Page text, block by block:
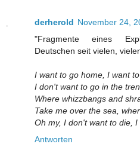
derherold November 24,
"Fragmente eines
Deutschen seit vielen,
I want to go home, I want
I don't want to go in the
Where whizzbangs and
Take me over the sea,
Oh my, I don't want to die,
Antworten